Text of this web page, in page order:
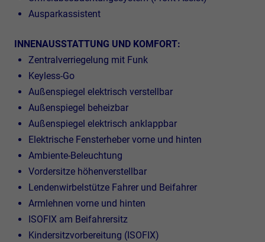
Ausparkassistent
INNENAUSSTATTUNG UND KOMFORT:
Zentralverriegelung mit Funk
Keyless-Go
Außenspiegel elektrisch verstellbar
Außenspiegel beheizbar
Außenspiegel elektrisch anklappbar
Elektrische Fensterheber vorne und hinten
Ambiente-Beleuchtung
Vordersitze höhenverstellbar
Lendenwirbelstütze Fahrer und Beifahrer
Armlehnen vorne und hinten
ISOFIX am Beifahrersitz
Kindersitzvorbereitung (ISOFIX)